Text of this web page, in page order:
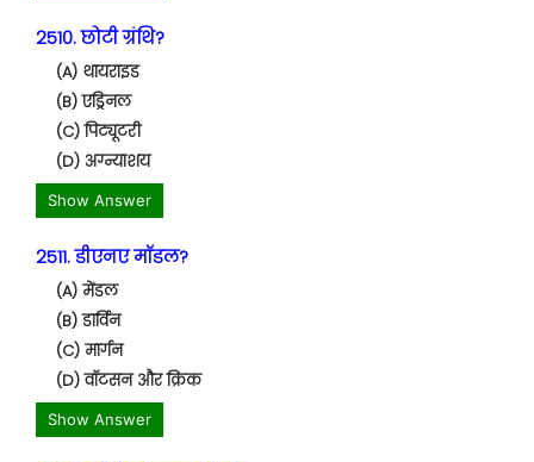
2510. छोटी ग्रंथि?
(A) थायराइड
(B) एड्रिनल
(C) पिट्यूटरी
(D) अग्न्याशय
Show Answer
2511. डीएनए मॉडल?
(A) मेंडल
(B) डार्विन
(C) मार्गन
(D) वॉटसन और क्रिक
Show Answer